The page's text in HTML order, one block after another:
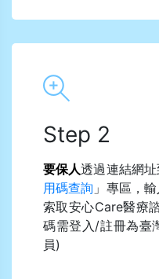
Step 2
要保人透過連結網
用碼查詢 」專區，
索取安心Care醫療
碼需登入/註冊為臺
員)